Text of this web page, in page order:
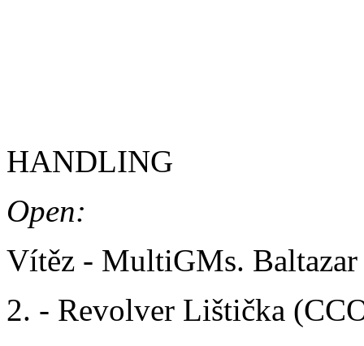
HANDLING
Open:
Vítěz - MultiGMs.
2. - Revolver Lištička